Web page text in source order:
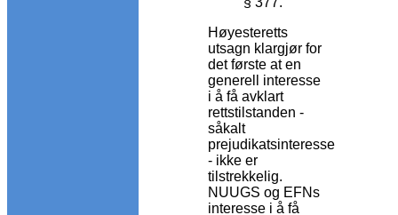
Høyesteretts
utsagn klargjør for
det første at en
generell interesse
i å få avklart
rettstilstanden -
såkalt
prejudikatsinteresse
- ikke er
tilstrekkelig.
NUUGS og EFNs
interesse i å få